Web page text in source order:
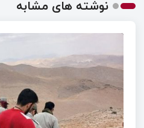
نوشته های مشابه